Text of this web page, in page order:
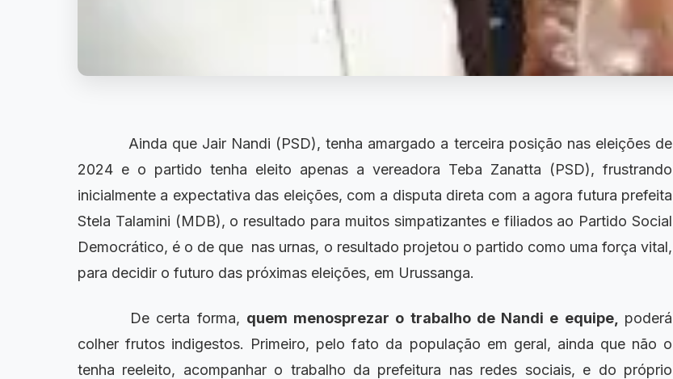
Ainda que Jair Nandi (PSD), tenha amargado a terceira posição nas eleições de
2024 e o partido tenha eleito apenas a vereadora Teba Zanatta (PSD), frustrando
inicialmente a expectativa das eleições, com a disputa direta com a agora futura prefeita
Stela Talamini (MDB), o resultado para muitos simpatizantes e filiados ao Partido Social
Democrático, é o de que nas urnas, o resultado projetou o partido como uma força vital,
para decidir o futuro das próximas eleições, em Urussanga.
De certa forma, quem menosprezar o trabalho de Nandi e equipe, poderá
colher frutos indigestos. Primeiro, pelo fato da população em geral, ainda que não o
tenha reeleito, acompanhar o trabalho da prefeitura nas redes sociais, e do próprio